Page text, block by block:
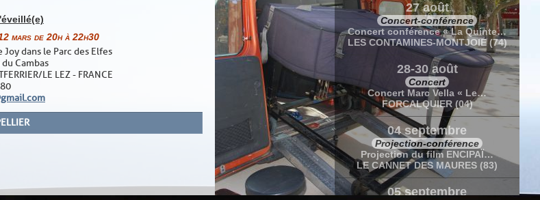
mars de 20h à 22h30
Joy dans le Parc des Elfes
Cambas
LE LEZ - FRANCE
27 août
Concert-conférence
Concert conférence « La Quinte…
LES CONTAMINES-MONTJOIE (74)
28-30 août
Concert
Concert Marc Vella « Le…
FORCALQUIER (04)
04 septembre
Projection-conférence
Projection du film ENCIPAÏ…
LE CANNET DES MAURES (83)
05 septembre